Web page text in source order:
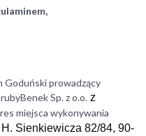
Goduński prowadzący
Sp. z o.o. z
miejsca wykonywania
H. Sienkiewicza 82/84, 90-